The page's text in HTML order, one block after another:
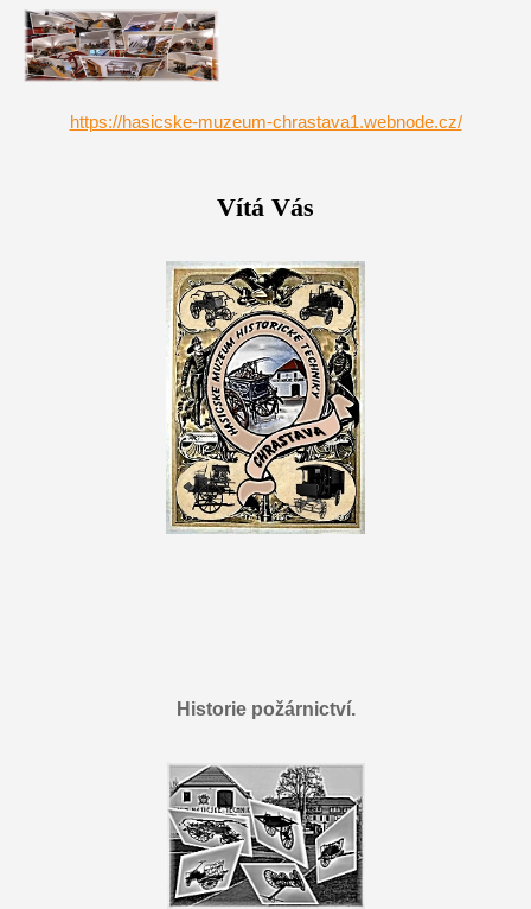
https://hasicske-muzeum-chrastava1.webnode.cz/
Vítá Vás
Historie požárnictví.